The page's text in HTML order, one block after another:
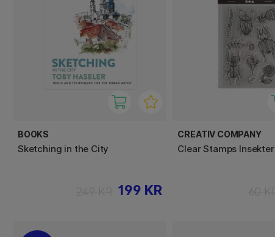
BOOKS
Sketching in the City
199 KR
CREATIV COMPANY
Clear Stamps Insekter